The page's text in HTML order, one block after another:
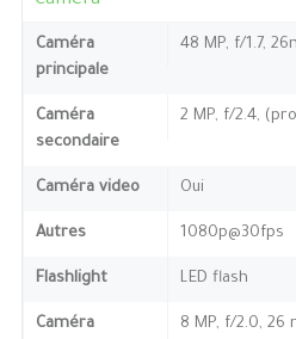
Caméra
principale
48 MP, f/1.7,
Caméra
secondaire
2 MP, f/2.4,
Caméra video Oui
Autres 1080p@30fps
Flashlight LED flash
Caméra
8 MP, f/2.0, 26